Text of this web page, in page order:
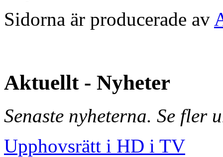
Sidorna är producerade av
Aktuellt - Nyheter
Senaste nyheterna. Se
Upphovsrätt i HD i TV